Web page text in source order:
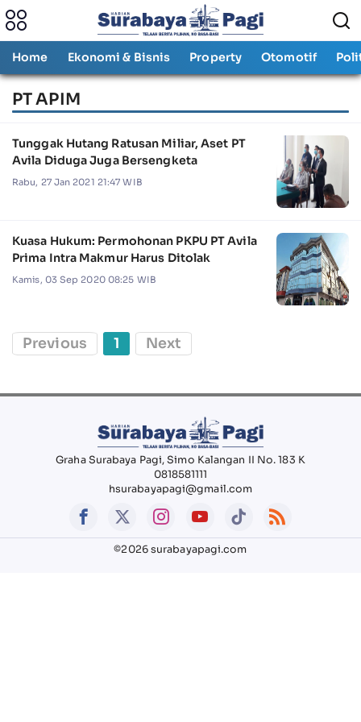
Home Ekonomi & Bisnis Property Otomotif
PT APIM
Tunggak Hutang Ratusan Miliar, Aset PT
Avila Diduga Juga Bersengketa
Rabu, 27 Jan 2021 21:47 WIB
Kuasa Hukum: Permohonan PKPU PT Avila
Prima Intra Makmur Harus Ditolak
Kamis, 03 Sep 2020 08:25 WIB
Previous 1 Next
Graha Surabaya Pagi, Simo Kalangan II No. 183 K
0818581111
hsurabayapagi@gmail.com
©2026 surabayapagi.com